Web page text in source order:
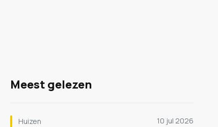
Meest gelezen
Huizen
10 jul 2026